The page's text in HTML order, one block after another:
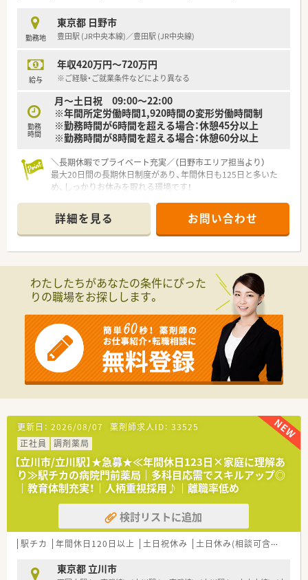
■年間休日は126日と大変多く、有給休暇も取得しやすい風土が
職場に根付いています。
■ご経験に応じて年収400万円から500万円を想定しており、賞
■残業はほとんど発生しないため、多くの職員が定時で退勤する
ことが常態化しています。
【こんな方にオススメ】
■仕事と私生活の調和を大切にし、心身ともにゆとりを持って働
きたい方にオススメです。
■精神科という専門分野でご自身のキャリアを築き、専門知識を
■安定した法人基盤のもとで長く働きたい方や通勤の利便性を
求める方にも向いています。
勤務地
東京都 日野市
豊田駅 (JR中央本線)／豊田駅 (JR中央線)
給与
年収420万円～720万円
※ご経験・ご就業条件などにより異なる
勤務
時間
月～土日祝 09:00～22:00
※年間所定労働時間1,920時間の変形労働時間制
※勤務時間が6時間を超える場合：休憩45分以上
※勤務時間が8時間を超える場合：休憩60分以上
＼長期休暇でプライベート充実／（日野市エリア担当より）
最大20日間の長期休日制度があり、年間休日も125日と多いた
め、しっかりお休みを取れる環境です！
【店舗情報と応需状況について】
■JR中央線の豊田駅から徒歩3分の好立地に位置し、ショッピン
グモール内にあるため通勤にも便利です。
■人員体制は薬剤師8名と事務3名が在籍しており、複数名体制
で手厚く業務を行える職場環境です。
【募集背景と求める人物像について】
■サービス体制の更なる強化と事業拡大に伴う増員募集で、明る
く前向きに業務へ取り組める方を求めます。
■地域の皆様の健康維持に貢献したい方や、患者様との親身なコ
ミュニケーションを大切にできる方を歓迎します。
■チームワークを意識しながら、周囲のスタッフと協力して円滑
に業務を進められる方が向いています。
【法人特徴について】
■日本全国および海外にも展開する日本最大級の小売事業基盤
を持ち、非常に安定した経営環境を誇ります。
■調剤併設型の店舗を中心に展開し、医療機関と連携した地域密
着のヘルスケアステーションを目指しています。
■セルフメディケーションの推進や在宅医療への取組など、時代
のニーズに合わせた挑戦を続ける企業です。
■ご経験や就業条件により年収420万円〜720万円までの幅で提
示があり、実績がしっかり評価されます。
【勤務実態について】
して海外旅行などを楽しむことも可能です。
詳細を見る お問い合わせ
わたしたちがあなたの条件にぴった
りの職場をお探しします。
更新日： 2026/08/07 薬剤師求人ID： 33525
正社員
調剤薬局
【立川市/立川駅】★急募★≪年間休日123日×家庭に理解あ
り≫駅チカの病院門前薬局｜多科目応需でスキルアップ◎
｜教育体制充実！｜人柄重視採用♪｜離職率低め
検討リストに追加
駅チカ 年間休日120日以上 土日祝休み 土日休み(相談可含む)
東京都 立川市